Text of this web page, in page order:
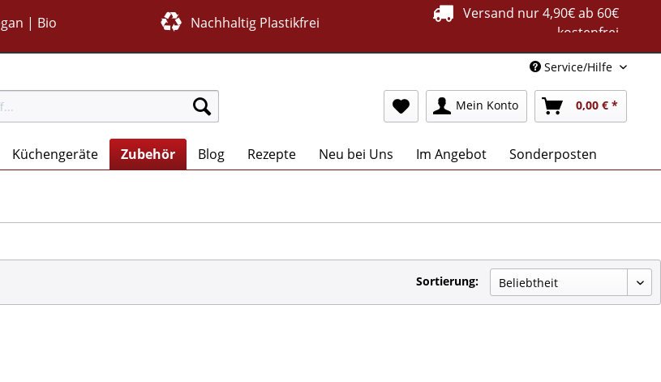
| Bio Nachhaltig Plastikfrei
Versand nur 4,90€ ab 60€
kostenfrei
Service/Hilfe
Mein Konto 0,00 € *
Küchengeräte Zubehör Blog Rezepte Neu bei Uns Im Angebot Sonderposten
Sortierung: